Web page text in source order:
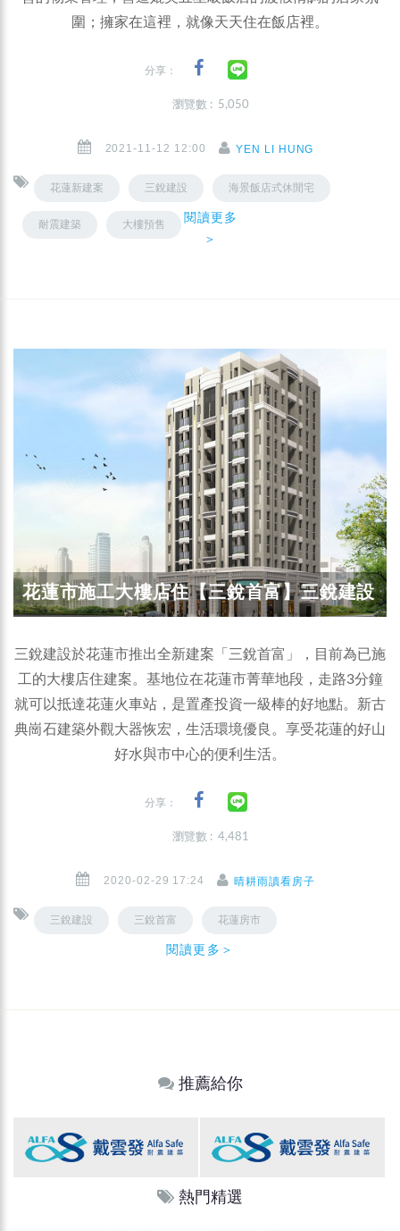
圍；擁家在這裡，就像天天住在飯店裡。
分享：
瀏覽數 : 5,050
2021-11-12 12:00 YEN LI HUNG
花蓮新建案 三銳建設 海景飯店式休閒宅
耐震建築 大樓預售
閱讀更多
＞
花蓮市施工大樓店住【三銳首富】三銳建設
三銳建設於花蓮市推出全新建案「三銳首富」，目前為已施
工的大樓店住建案。基地位在花蓮市菁華地段，走路3分鐘
就可以抵達花蓮火車站，是置產投資一級棒的好地點。新古
典崗石建築外觀大器恢宏，生活環境優良。享受花蓮的好山
好水與市中心的便利生活。
分享：
瀏覽數 : 4,481
2020-02-29 17:24 晴耕雨讀看房子
三銳建設 三銳首富 花蓮房市
閱讀更多＞
推薦給你
熱門精選